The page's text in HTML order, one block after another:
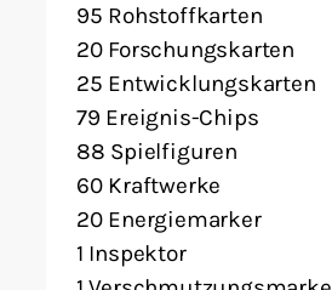
95 Rohstoffkarten
20 Forschungskarten
25 Entwicklungskarten
79 Ereignis-Chips
88 Spielfiguren
60 Kraftwerke
20 Energiemarker
1 Inspektor